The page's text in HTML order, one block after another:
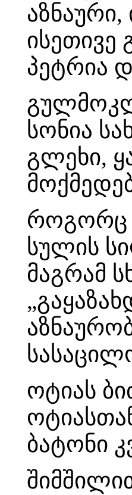
ისეთივე
პეტრია
სონია
გლეხი,
როგორც
სულის
მაგრამ
ოტიას
ბატონი